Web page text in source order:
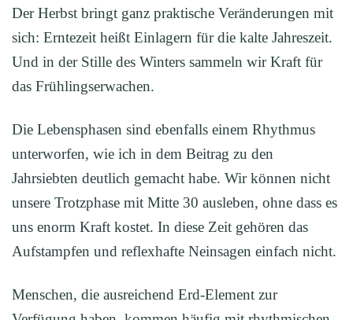
Der Herbst bringt ganz praktische Veränderungen mit
sich: Erntezeit heißt Einlagern für die kalte Jahreszeit.
Und in der Stille des Winters sammeln wir Kraft für
das Frühlingserwachen.
Die Lebensphasen sind ebenfalls einem Rhythmus
unterworfen, wie ich in dem Beitrag zu den
Jahrsiebten deutlich gemacht habe. Wir können nicht
unsere Trotzphase mit Mitte 30 ausleben, ohne dass es
uns enorm Kraft kostet. In diese Zeit gehören das
Aufstampfen und reflexhafte Neinsagen einfach nicht.
Menschen, die ausreichend Erd-Element zur